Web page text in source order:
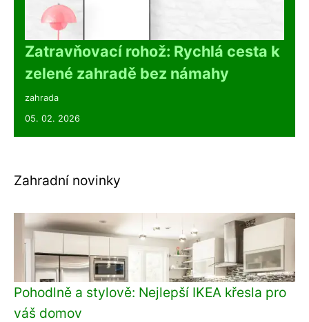
Zatravňovací rohož: Rychlá cesta k
zelené zahradě bez námahy
zahrada
05. 02. 2026
Zahradní novinky
Pohodlně a stylově: Nejlepší IKEA křesla pro
váš domov